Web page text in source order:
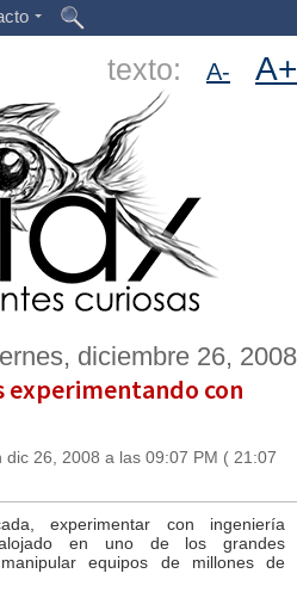
texto: A- A+
diciembre 26, 2008
experimentando con
dic 26, 2008 a las 09:07 PM ( 21:07
experimentar con ingeniería
en uno de los grandes
equipos de millones de